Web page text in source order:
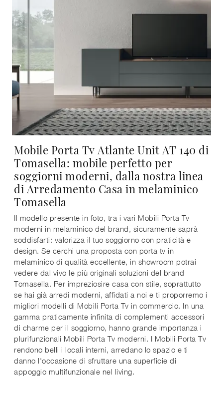
Mobile Porta Tv Atlante Unit AT 140 di
Tomasella: mobile perfetto per
soggiorni moderni, dalla nostra linea
di Arredamento Casa in melaminico
Tomasella
Il modello presente in foto, tra i vari Mobili Porta Tv
moderni in melaminico del brand, sicuramente saprà
soddisfarti: valorizza il tuo soggiorno con praticità e
design. Se cerchi una proposta con porta tv in
melaminico di qualità eccellente, in showroom potrai
vedere dal vivo le più originali soluzioni del brand
Tomasella. Per impreziosire casa con stile, soprattutto
se hai già arredi moderni, affidati a noi e ti proporremo i
migliori modelli di Mobili Porta Tv in commercio. In una
gamma praticamente infinita di complementi accessori
di charme per il soggiorno, hanno grande importanza i
plurifunzionali Mobili Porta Tv moderni. I Mobili Porta Tv
rendono belli i locali interni, arredano lo spazio e ti
danno l'occasione di sfruttare una superficie di
appoggio multifunzionale nel living.